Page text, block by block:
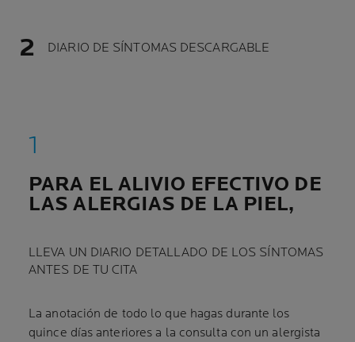
DIARIO DE SÍNTOMAS DESCARGABLE
PARA EL ALIVIO EFECTIVO DE
LAS ALERGIAS DE LA PIEL,
LLEVA UN DIARIO DETALLADO DE LOS SÍNTOMAS
ANTES DE TU CITA
La anotación de todo lo que hagas durante los
quince días anteriores a la consulta con un alergista